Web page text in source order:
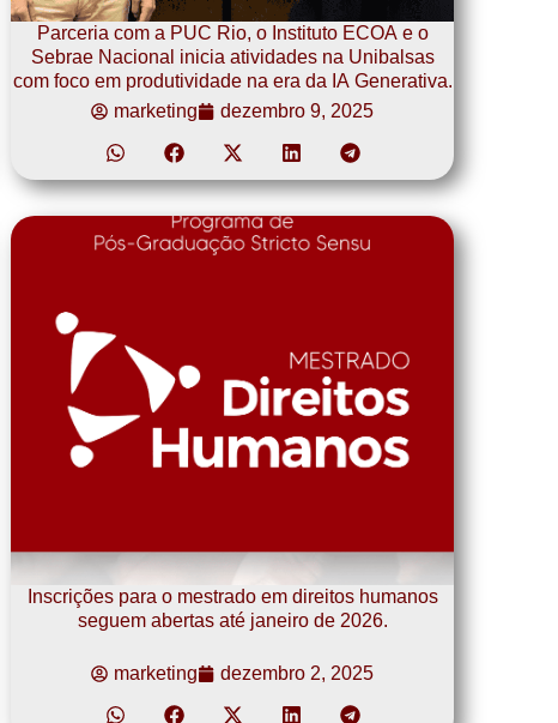
Parceria com a PUC Rio, o Instituto ECOA e o
Sebrae Nacional inicia atividades na Unibalsas
com foco em produtividade na era da IA Generativa.
marketing
dezembro 9, 2025
Inscrições para o mestrado em direitos humanos
seguem abertas até janeiro de 2026.
marketing dezembro 2, 2025